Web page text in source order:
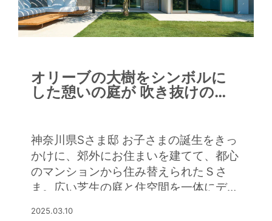
オリーブの大樹をシンボルに
した憩いの庭が 吹き抜けのリ
神奈川県Sさま邸 お子さまの誕生をきっ
かけに、郊外にお住まいを建てて、都心
のマンションから住み替えられたＳさ
ま。広い芝生の庭と住空間を一体にデザ
2025.03.10